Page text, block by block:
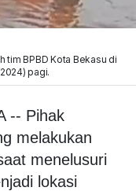
tim BPBD Kota Bekasu di
pagi.
-- Pihak
melakukan
menelusuri
lokasi